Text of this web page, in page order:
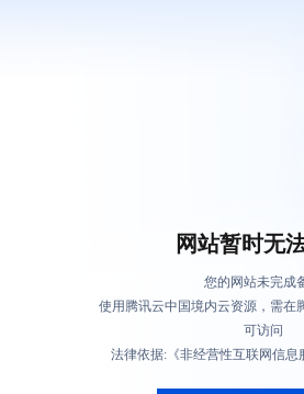
网站暂时无
您的网站未完成
使用腾讯云中国境内云资源，需在
可访问
法律依据:《非经营性互联网信息